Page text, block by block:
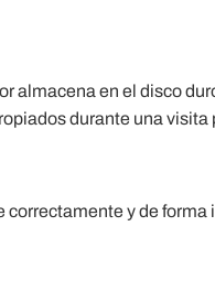
almacena en el disco
durante una visita
y de